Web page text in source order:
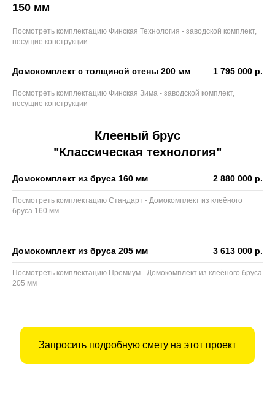
150 мм
Посмотреть комплектацию Финская Технология - заводской комплект,
несущие конструкции
Домокомплект с толщиной стены 200 мм 1 795 000 р.
Посмотреть комплектацию Финская Зима - заводской комплект,
несущие конструкции
Клееный брус
"Классическая технология"
Домокомплект из бруса 160 мм 2 880 000 р.
Посмотреть комплектацию Стандарт - Домокомплект из клеёного
бруса 160 мм
Домокомплект из бруса 205 мм 3 613 000 р.
Посмотреть комплектацию Премиум - Домокомплект из клеёного бруса
205 мм
Запросить подробную смету на этот проект